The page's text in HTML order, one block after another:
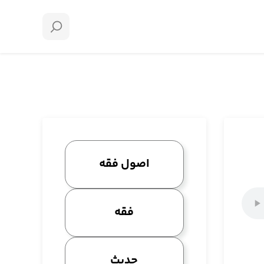
اصول فقه
فقه